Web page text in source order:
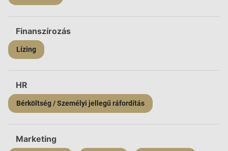
Finanszírozás
Lízing
HR
Bérköltség / Személyi jellegű ráfordítás
Marketing